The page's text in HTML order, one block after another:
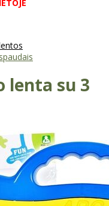
lenta su 3